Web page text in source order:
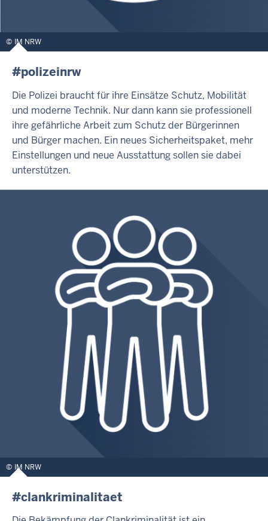
IM NRW
#polizeinrw
Die Polizei braucht für ihre Einsätze Schutz, Mobilität
und moderne Technik. Nur dann kann sie professionell
ihre gefährliche Arbeit zum Schutz der Bürgerinnen
und Bürger machen. Ein neues Sicherheitspaket, mehr
Einstellungen und neue Ausstattung sollen sie dabei
unterstützen.
IM NRW
#clankriminalitaet